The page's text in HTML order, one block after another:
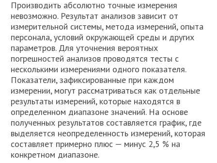
Производить абсолютно точные измерения
невозможно. Результат анализов зависит от
измерительной системы, метода измерений, опыта
персонала, условий окружающей среды и других
параметров. Для уточнения вероятных
погрешностей анализов проводятся тесты с
несколькими измерениями одного показателя.
Показатели, зафиксированные при каждом
измерении, могут рассматриваться как отдельные
результаты измерений, которые находятся в
определенном диапазоне значений. На основе
полученных результатов составляется график, где
выделяется неопределенность измерений, которая
составляет примерно плюс — минус 2,5 % на
конкретном диапазоне.